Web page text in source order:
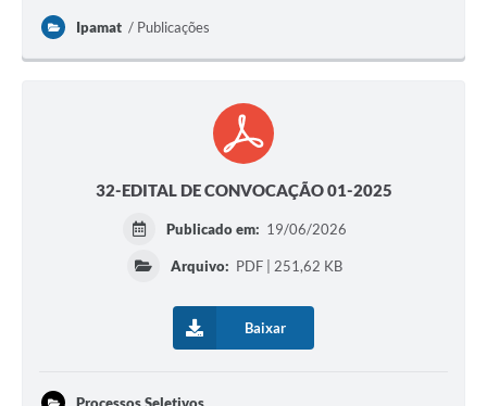
Ipamat Publicações
32-EDITAL DE CONVOCAÇÃO 01-2025
Publicado em: 19/06/2026
Arquivo: PDF | 251,62 KB
Baixar